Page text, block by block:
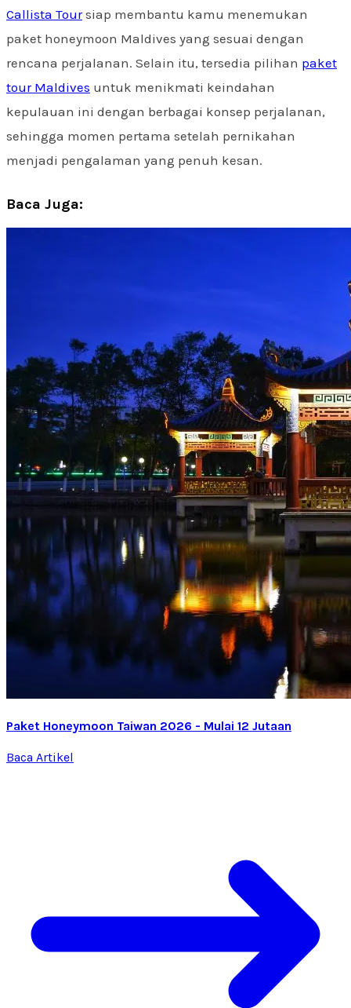
Callista Toursiap membantu kamu menemukan
paket honeymoon Maldives yang sesuai dengan
rencana perjalanan. Selain itu, tersedia pilihan paket
tour Maldives untuk menikmati keindahan
kepulauan ini dengan berbagai konsep perjalanan,
sehingga momen pertama setelah pernikahan
menjadi pengalaman yang penuh kesan.
Baca Juga:
Paket Honeymoon Taiwan 2026 - Mulai 12 Jutaan
Baca Artikel